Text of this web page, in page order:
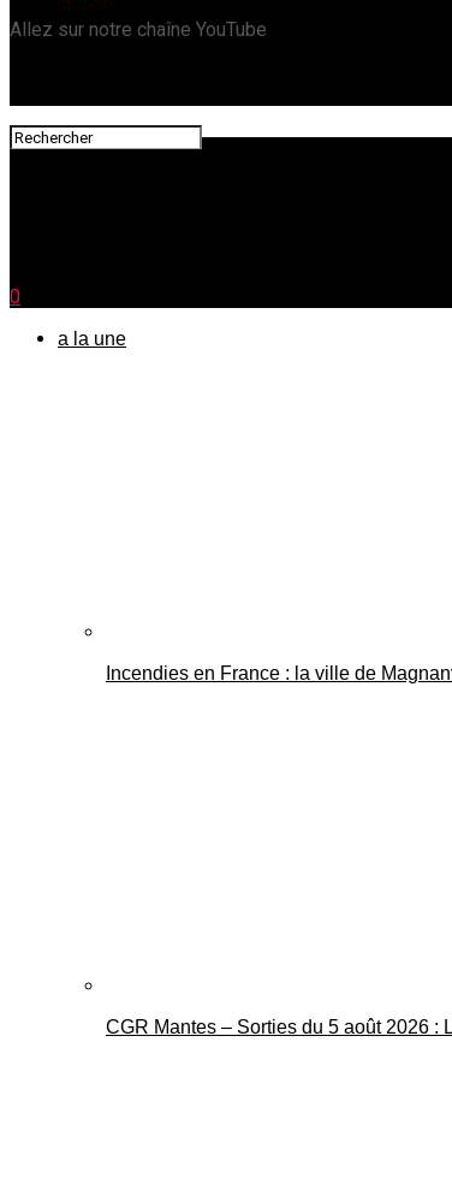
Allez sur notre chaîne YouTube
0
a la une
Incendies en France : la ville de
CGR Mantes – Sorties du 5 août 2026 :